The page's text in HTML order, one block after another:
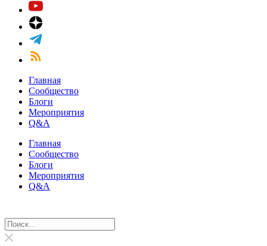
Главная
Сообщество
Блоги
Мероприятия
Q&A
Главная
Сообщество
Блоги
Мероприятия
Q&A